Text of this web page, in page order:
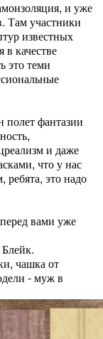
и уже
Там участники
известных
в качестве
это теми
полет фантазии
и даже
что у нас
это надо
вами уже
чашка от
- муж в